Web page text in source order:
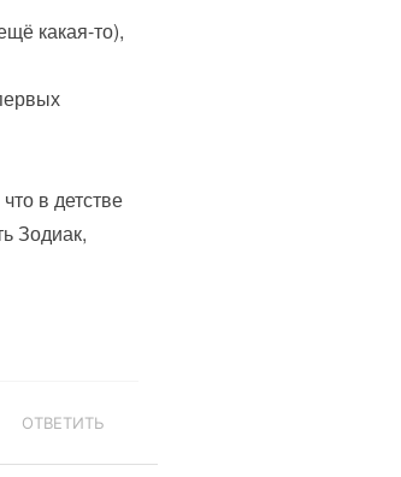
какая-то),
в детстве
Зодиак,
ОТВЕТИТЬ